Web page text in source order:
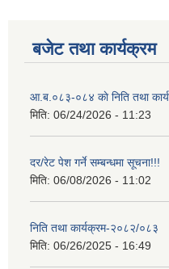
बजेट तथा कार्यक्रम
आ.ब.०८३-०८४ काे निति तथा
मिति: 06/24/2026 - 11:23
दर/रेट पेश गर्ने सम्बन्धमा सूचना!!!
मिति: 06/08/2026 - 11:02
निति तथा कार्यक्रम-२०८२/०८३
मिति: 06/26/2025 - 16:49